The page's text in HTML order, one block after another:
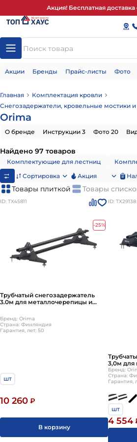
Акция! Бесплатная доставка
Акции Бренды Прайс-листы Фото
Главная
Комплектация кровли
Снегозадержатели, кровельные мостики
Orima
О бренде Инструкции 3 Фото 20
Найдено 97 товаров
Комплектующие для лестниц
Сортировка
Акция
Товары плиткой Товары
ID: ТХ45811
-25%
Трубчатый снегозадержатель
3.0м для металлочерепицы и
Бренд: Orima
Страна: Финляндия
Гарантия, лет: 50
шт
10 260 ₽
В корзину
ID: ТХ29138
3,0м для
Standard
Бренд:
Страна:
Гарантия,
шт
4 554